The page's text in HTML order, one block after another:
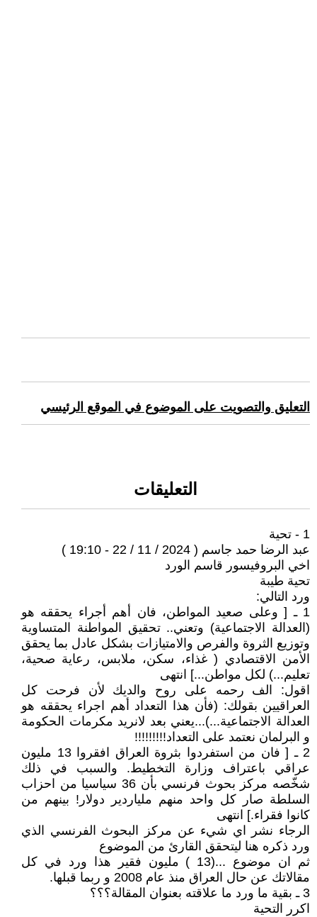
التعليق والتصويت على الموضوع في الموقع الرئيسي
التعليقات
1 - تحية
عبد الرضا حمد جاسم ( 2024 / 11 / 22 - 19:10 )
اخي البروفيسور قاسم الورد
تحية طيبة
ورد التالي:
1 ـ [ وعلى صعيد المواطن، فان أهم أجراء يحققه هو
(العدالة الاجتماعية) وتعني.. تحقيق المواطنة المتساوية
وتوزيع الثروة والفرص والامتيازات بشكل عادل بما يحقق
الأمن الاقتصادي ( غذاء، سكن، ملابس، رعاية صحية،
تعليم...) لكل مواطن...] انتهى
اقول: الف رحمه على روح والديك لأن فرحت كل
العراقيين بقولك: (فأن هذا التعداد أهم اجراء يحققه هو
العدالة الاجتماعية...)...يعني بعد لانريد مكرمات الحكومة
و البرلمان نعتمد على التعداد!!!!!!!!!
2 ـ [ فان من استفردوا بثروة العراق افقروا 13 مليون
عراقي باعتراف وزارة التخطيط. والسبب في ذلك
شخّصه مركز بحوث فرنسي بأن 36 سياسيا من احزاب
السلطة صار كل واحد منهم ملياردير دولار! بينهم من
كانوا فقراء.] انتهى
الرجاء نشر اي شيء عن مركز البحوث الفرنسي الذي
ورد ذكره هنا ليتحقق القارئ من الموضوع
ثم ان موضوع ...(13 ) مليون فقير هذا ورد في كل
مقالاتك عن حال العراق منذ عام 2008 و ربما قبلها.
3 ـ بقية ما ورد ما علاقته بعنوان المقالة؟؟؟
اكرر التحية